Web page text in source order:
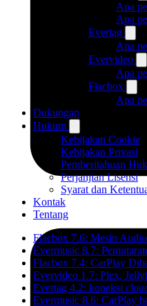
Apa
Apa
Evertag
Apa
Evervideo
Apa
Flacbox
Apa
Dukungan
Hukum
Kebijakan Cookie
Kebijakan Privasi
Pemberitahuan
Perjanjian Lisensi
Syarat dan
Kontak
Tentang
Flacbox 7.6: Mesin
Evermusic 8.7:
Flacbox 7.4: CarPlay
Evervideo 1.7: Plex,
Evertag 4.2: koneksi
Evermusic 8.6: CarPlay